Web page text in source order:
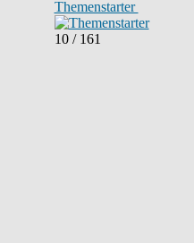
Themenstarter
10 / 161